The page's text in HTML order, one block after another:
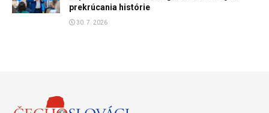
prekrúcania histórie
30. 7. 2026